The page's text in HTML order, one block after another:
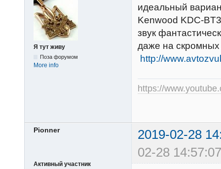
Я тут живу
Поза форумом
More info
идеальный
Kenwood KDC-
звук
даже на
http://
https://
Pionner
2019-02-28
02-28
Активный участник